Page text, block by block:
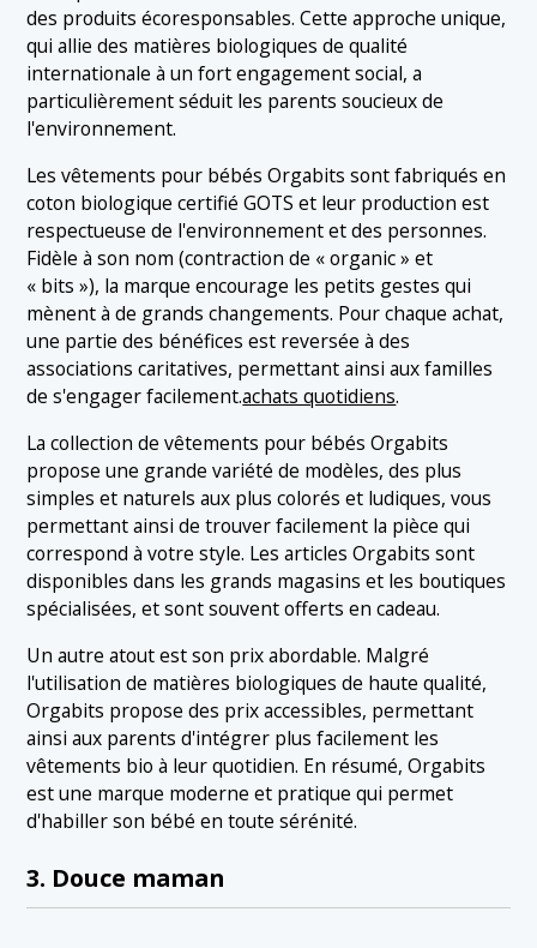
des produits écoresponsables. Cette approche unique,
qui allie des matières biologiques de qualité
internationale à un fort engagement social, a
particulièrement séduit les parents soucieux de
l'environnement.
Les vêtements pour bébés Orgabits sont fabriqués en
coton biologique certifié GOTS et leur production est
respectueuse de l'environnement et des personnes.
Fidèle à son nom (contraction de « organic » et
« bits »), la marque encourage les petits gestes qui
mènent à de grands changements. Pour chaque achat,
une partie des bénéfices est reversée à des
associations caritatives, permettant ainsi aux familles
de s'engager facilement.achats quotidiens.
La collection de vêtements pour bébés Orgabits
propose une grande variété de modèles, des plus
simples et naturels aux plus colorés et ludiques, vous
permettant ainsi de trouver facilement la pièce qui
correspond à votre style. Les articles Orgabits sont
disponibles dans les grands magasins et les boutiques
spécialisées, et sont souvent offerts en cadeau.
Un autre atout est son prix abordable. Malgré
l'utilisation de matières biologiques de haute qualité,
Orgabits propose des prix accessibles, permettant
ainsi aux parents d'intégrer plus facilement les
vêtements bio à leur quotidien. En résumé, Orgabits
est une marque moderne et pratique qui permet
d'habiller son bébé en toute sérénité.
3. Douce maman